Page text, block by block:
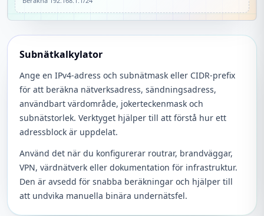
Subnätkalkylator
Ange en IPv4-adress och subnätmask eller CIDR-prefix
för att beräkna nätverksadress, sändningsadress,
användbart värdområde, jokerteckenmask och
subnätstorlek. Verktyget hjälper till att förstå hur ett
adressblock är uppdelat.
Använd det när du konfigurerar routrar, brandväggar,
VPN, värdnätverk eller dokumentation för infrastruktur.
Den är avsedd för snabba beräkningar och hjälper till
att undvika manuella binära undernätsfel.